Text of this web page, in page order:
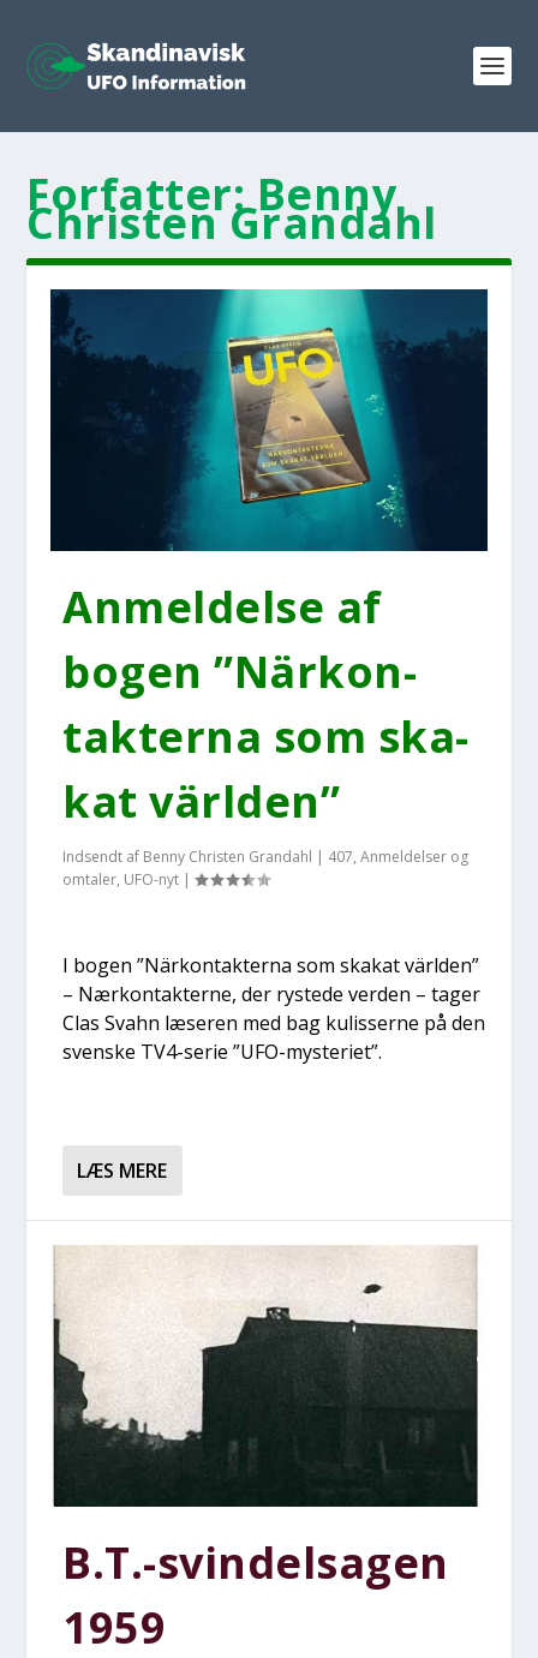
Forfatter:Benny
Christen Grandahl
Anmel­del­se af
bogen ”När­kon­
tak­ter­na som ska­
kat vär­l­den”
Indsendt af Benny Christen Grandahl | 407,Anmeldelser og
omtaler, UFO-nyt |
I bogen ”När­kon­tak­ter­na som ska­kat vär­l­den”
– Nær­kon­tak­ter­ne, der ryste­de ver­den – tager
Clas Sva­hn læse­ren med bag kulis­ser­ne på den
sven­ske TV4-serie ”UFO-myste­ri­et”.
LÆS MERE
B.T.-svindelsagen
1959